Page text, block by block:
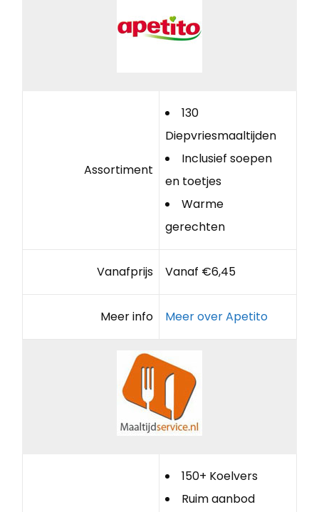
Assortiment
130
Diepvriesmaaltijden
Inclusief soepen
en toetjes
Warme
gerechten
Vanafprijs Vanaf €6,45
Meer info Meer over Apetito
150+ Koelvers
Ruim aanbod